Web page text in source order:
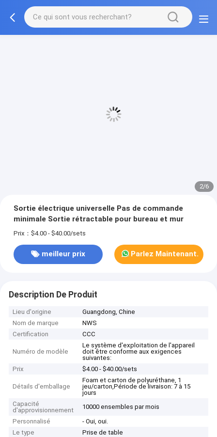
3/6
Sortie électrique universelle Pas de commande
minimale Sortie rétractable pour bureau et mur
Prix：$4.00 - $40.00/sets
meilleur prix Parlez Maintenant.
Description De Produit
Lieu d'origine
Guangdong, Chine
Nom de marque
NWS
Certification
CCC
Numéro de modèle
Le système d'exploitation de l'appareil
doit être conforme aux exigences
suivantes:
Prix
$4.00 - $40.00/sets
Détails d'emballage
Foam et carton de polyuréthane, 1
jeu/carton,Période de livraison: 7 à 15
jours
Capacité
d'approvisionnement
10000 ensembles par mois
Personnalisé
- Oui, oui.
Le type
Prise de table